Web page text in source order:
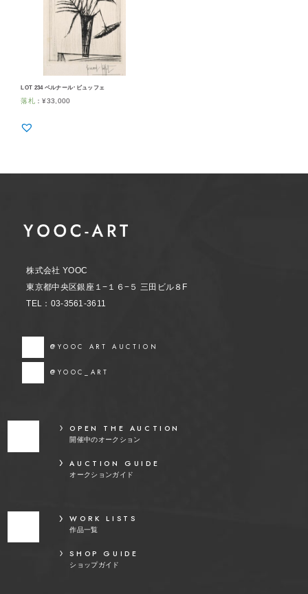
LOT 234 ベルナール･ビュッフェ
落札 ：¥33,000
株式会社 YOOC
東京都中央区銀座１−１６−５ 三田ビル８F
TEL：03-3561-3611
@YOOC ART AUCTION
@YOOC_ART
OPEN THE AUCTION
開催中のオークション
AUCTION GUIDE
オークションガイド
WORK LISTS
作品一覧
SHOP GUIDE
ショップガイド